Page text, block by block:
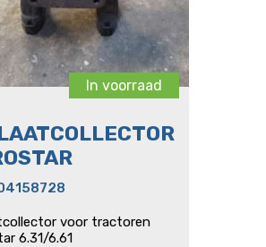
In voorraad
voor tractoren
6.31/6.61